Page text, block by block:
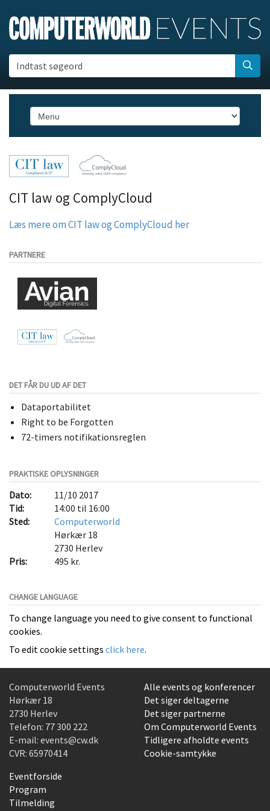
Indtast søgeord
CIT law og ComplyCloud
Læs mere om CIT law og ComplyCloud her
PARTNERE
DET FÅR DU UD AF DET
Dataportabilitet
Right to be Forgotten
72-timers notifikationsreglen
PRAKTISKE OPLYSNINGER
Dato:
11/10 2017
Tid:
14:00 til 16:00
Sted:
Computerworld
Hørkær 18
2730 Herlev
Pris:
495 kr.
CHANGE LANGUAGE
To change language you need to give consent to functional
cookies.
To edit cookie settings click here.
Computerworld Events
Hørkær 18
2730 Herlev
Telefon: 77 300 222
E-mail: events@cw.dk
CVR: 65970414
Alle events og konferencer
Det siger deltagerne
Det siger partnerne
Om Computerworld Events
Tidligere afholdte events
Cookie-samtykke
Eventforside
Program
Tilmelding